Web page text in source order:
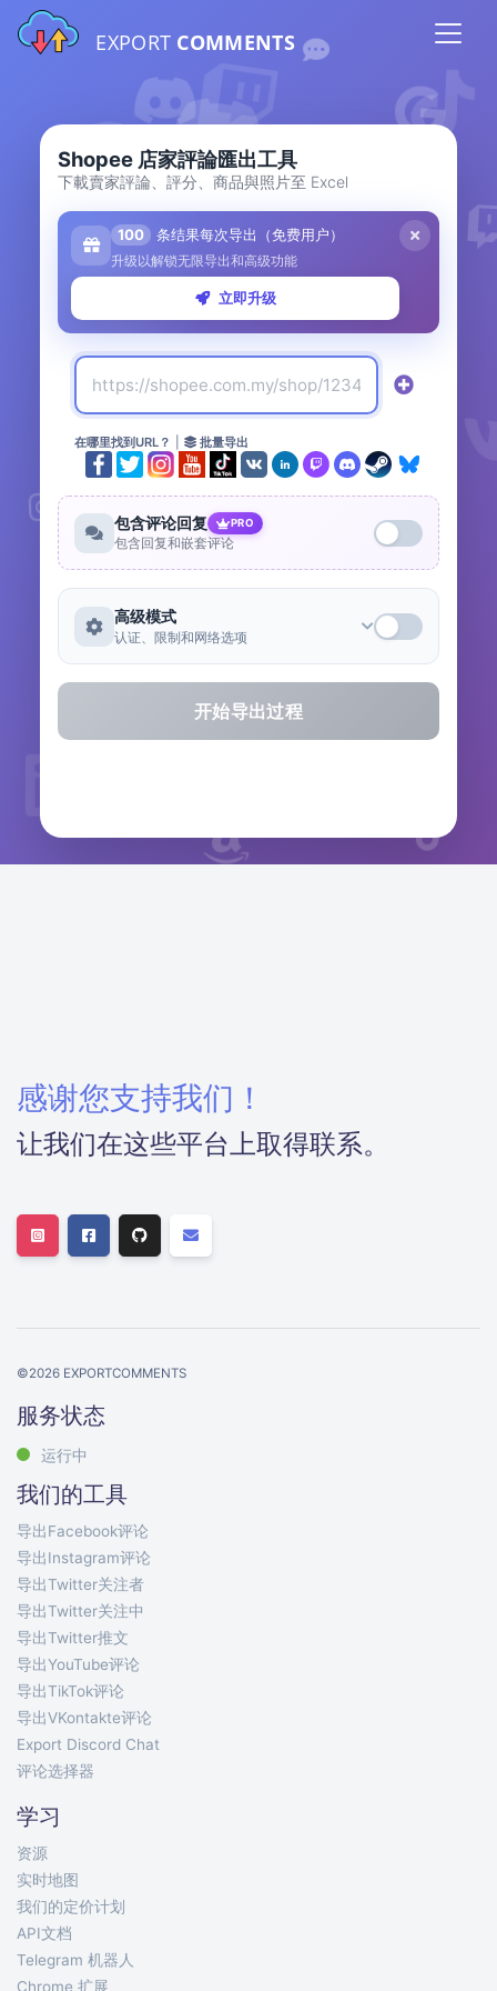
EXPORT COMMENTS
Shopee 店家評論匯出工具
下載賣家評論、評分、商品與照片至 Excel
100 条结果每次导出（免费用户）
升级以解锁无限导出和高级功能
立即升级
在哪里找到URL？ 批量导出
包含评论回复 PRO
包含回复和嵌套评论
高级模式
认证、限制和网络选项
开始导出过程
感谢您支持我们！
让我们在这些平台上取得联系。
©2026 EXPORTCOMMENTS
服务状态
运行中
我们的工具
导出Facebook评论
导出Instagram评论
导出Twitter关注者
导出Twitter关注中
导出Twitter推文
导出YouTube评论
导出TikTok评论
导出VKontakte评论
Export Discord Chat
评论选择器
学习
资源
实时地图
我们的定价计划
API文档
Telegram 机器人
Chrome 扩展